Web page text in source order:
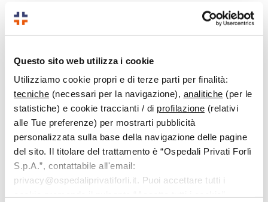
Questo sito web utilizza i cookie
Utilizziamo cookie propri e di terze parti per finalità:
tecniche (necessari per la navigazione), analitiche (per le
statistiche) e cookie traccianti / di profilazione (relativi
alle Tue preferenze) per mostrarti pubblicità
personalizzata sulla base della navigazione delle pagine
del sito. Il titolare del trattamento è “Ospedali Privati Forlì
S.p.A.”, contattabile all'email:
privacy@ospedaliprivatiforli.it. Puoi accettare tutti i